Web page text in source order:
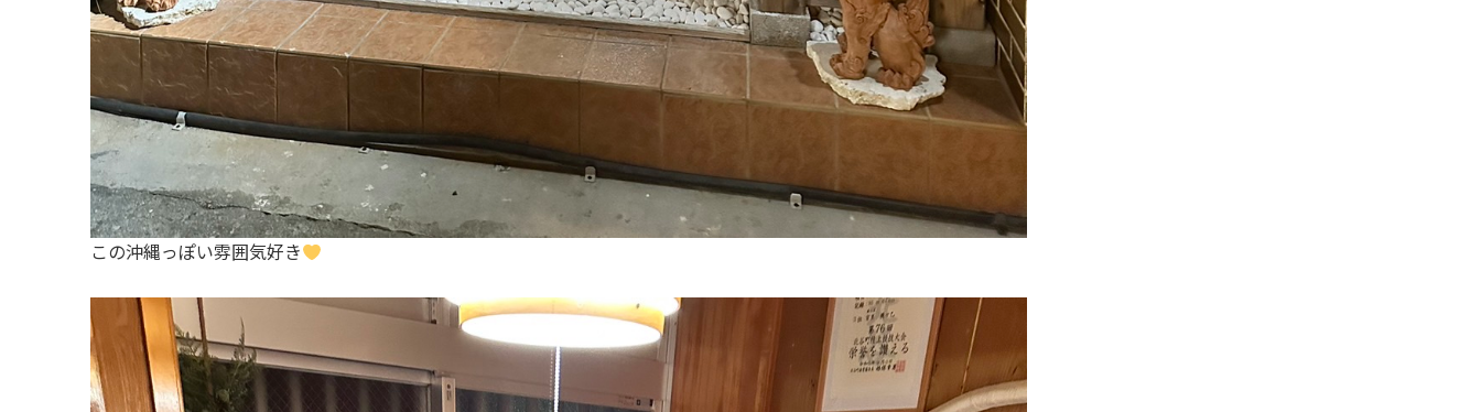
この沖縄っぽい雰囲気好き